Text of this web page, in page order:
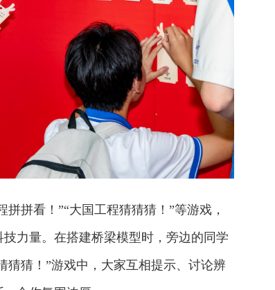
拼看！”“大国工程猜猜猜！”等游戏，
力量。在搭建桥梁模型时，旁边的同学
猜猜！”游戏中，大家互相提示、讨论辨